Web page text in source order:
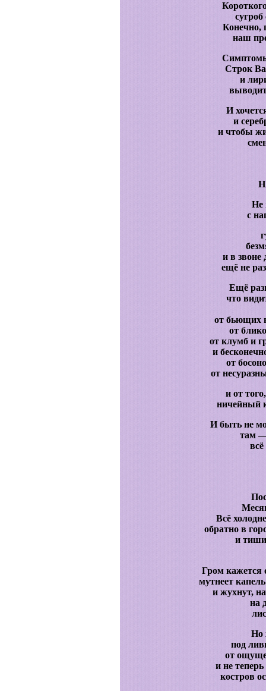
сугроб
Конечно,
наш
Строк
и
И
и
и чтобы
Не
с
и в звоне
ещё не
Ещё
что
от бьющих
от
от клумб и
и
от
от
и от
ничейный
И быть не
там —
Всё
обратно в
и
Гром
мутнеет
и жухнут,
на
Но
под
от
и не
костров